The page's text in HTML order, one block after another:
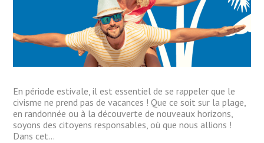
En période estivale, il est essentiel de se rappeler que le
civisme ne prend pas de vacances ! Que ce soit sur la plage,
en randonnée ou à la découverte de nouveaux horizons,
soyons des citoyens responsables, où que nous allions !
Dans cet...